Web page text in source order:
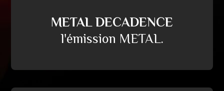
METAL DECADENCE
l'émission METAL.